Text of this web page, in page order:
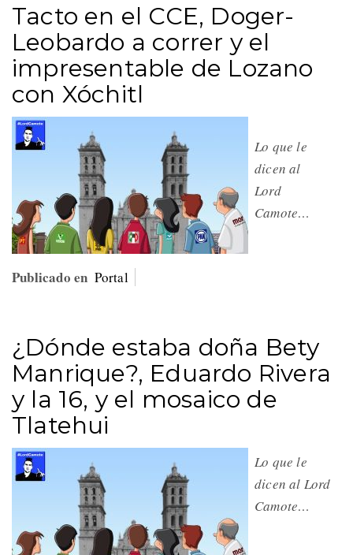
Tacto en el CCE, Doger-
Leobardo a correr y el
impresentable de Lozano
con Xóchitl
Lo que le
dicen al
Lord
Camote…
Publicado en Portal
¿Dónde estaba doña Bety
Manrique?, Eduardo Rivera
y la 16, y el mosaico de
Tlatehui
Lo que le
dicen al Lord
Camote…